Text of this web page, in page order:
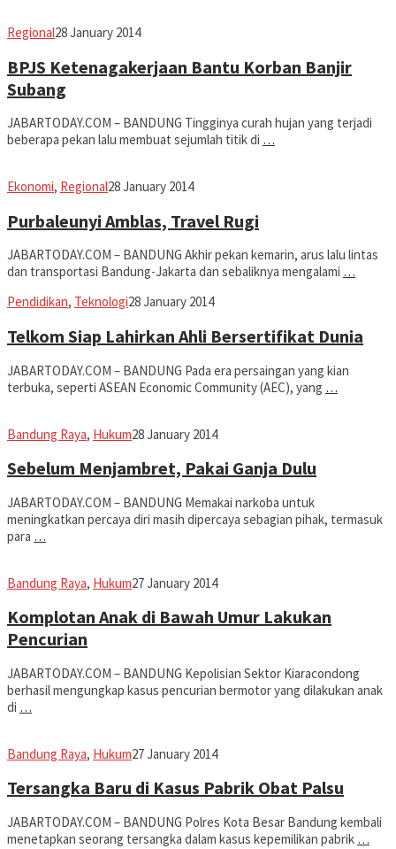
RegionalJabar
28 January 2014
BPJS Ketenagakerjaan Bantu Korban Banjir
Subang
JABARTODAY.COM – BANDUNG Tingginya curah hujan yang terjadi
beberapa pekan lalu membuat sejumlah titik di …
Ekonomi, RegionalJabar
28 January 2014
Purbaleunyi Amblas, Travel Rugi
JABARTODAY.COM – BANDUNG Akhir pekan kemarin, arus lalu lintas
dan transportasi Bandung-Jakarta dan sebaliknya mengalami …
Pendidikan, TeknologiJabar
28 January 2014
Telkom Siap Lahirkan Ahli Bersertifikat Dunia
JABARTODAY.COM – BANDUNG Pada era persaingan yang kian
terbuka, seperti ASEAN Economic Community (AEC), yang …
Bandung Raya, HukumJabar
28 January 2014
Sebelum Menjambret, Pakai Ganja Dulu
JABARTODAY.COM – BANDUNG Memakai narkoba untuk
meningkatkan percaya diri masih dipercaya sebagian pihak, termasuk
para …
Bandung Raya, HukumJabar
27 January 2014
Komplotan Anak di Bawah Umur Lakukan
Pencurian
JABARTODAY.COM – BANDUNG Kepolisian Sektor Kiaracondong
berhasil mengungkap kasus pencurian bermotor yang dilakukan anak
di …
Bandung Raya, HukumJabar
27 January 2014
Tersangka Baru di Kasus Pabrik Obat Palsu
JABARTODAY.COM – BANDUNG Polres Kota Besar Bandung kembali
menetapkan seorang tersangka dalam kasus kepemilikan pabrik …